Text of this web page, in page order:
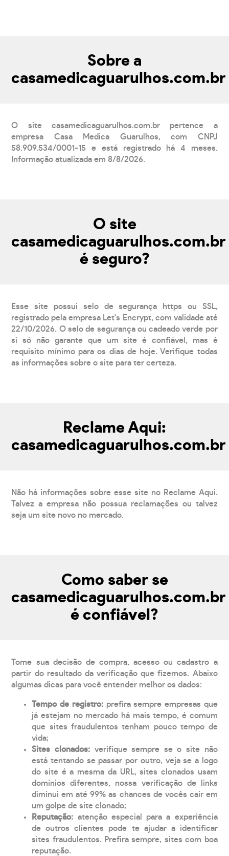
Sobre a
casamedicaguarulhos.com.br
O site casamedicaguarulhos.com.br pertence a
empresa Casa Medica Guarulhos, com CNPJ
58.909.534/0001-15 e está registrado há 4 meses.
Informação atualizada em 8/8/2026.
O site
casamedicaguarulhos.com.br
é seguro?
Esse site possui selo de segurança https ou SSL,
registrado pela empresa Let's Encrypt, com validade até
22/10/2026. O selo de segurança ou cadeado verde por
si só não garante que um site é confiável, mas é
requisito mínimo para os dias de hoje. Verifique todas
as informações sobre o site para ter certeza.
Reclame Aqui:
casamedicaguarulhos.com.br
Não há informações sobre esse site no Reclame Aqui.
Talvez a empresa não possua reclamações ou talvez
seja um site novo no mercado.
Como saber se
casamedicaguarulhos.com.br
é confiável?
Tome sua decisão de compra, acesso ou cadastro a
partir do resultado da verificação que fizemos. Abaixo
algumas dicas para você entender melhor os dados:
Tempo de registro: prefira sempre empresas que
já estejam no mercado há mais tempo, é comum
que sites fraudulentos tenham pouco tempo de
vida;
Sites clonados: verifique sempre se o site não
está tentando se passar por outro, veja se a logo
do site é a mesma da URL, sites clonados usam
domínios diferentes, nossa verificação de links
diminui em até 99% as chances de vocês cair em
um golpe de site clonado;
Reputação: atenção especial para a experiência
de outros clientes pode te ajudar a identificar
sites fraudulentos. Prefira sempre, sites com boa
reputação.